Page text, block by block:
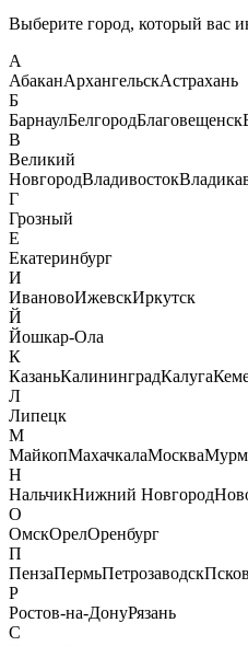
Выберите город, который вас
А
АбаканАрхангельскАстрахань
Б
БарнаулБелгородБлаговещенск
В
Великий
НовгородВладивосток
Г
Грозный
Е
Екатеринбург
И
ИвановоИжевскИркутск
Й
Йошкар-Ола
К
КазаньКалининградКалуга
Л
Липецк
М
МайкопМахачкалаМосква
Н
НальчикНижний Новгород
О
ОмскОрелОренбург
П
ПензаПермьПетрозаводскПсков
Р
Ростов-на-ДонуРязань
С